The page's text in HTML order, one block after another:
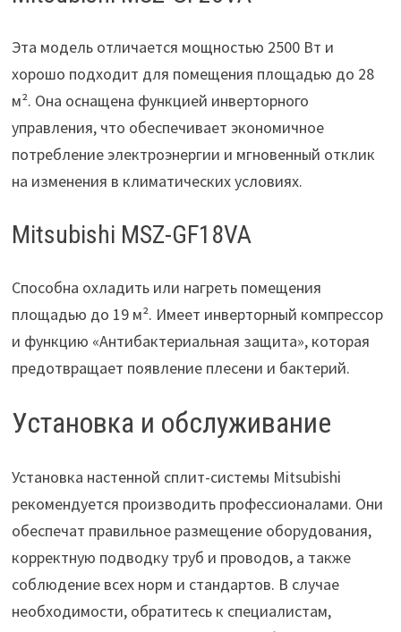
Эта модель отличается мощностью 2500 Вт и
хорошо подходит для помещения площадью до 28
м². Она оснащена функцией инверторного
управления, что обеспечивает экономичное
потребление электроэнергии и мгновенный отклик
на изменения в климатических условиях.
Mitsubishi MSZ-GF18VA
Способна охладить или нагреть помещения
площадью до 19 м². Имеет инверторный компрессор
и функцию «Антибактериальная защита», которая
предотвращает появление плесени и бактерий.
Установка и обслуживание
Установка настенной сплит-системы Mitsubishi
рекомендуется производить профессионалами. Они
обеспечат правильное размещение оборудования,
корректную подводку труб и проводов, а также
соблюдение всех норм и стандартов. В случае
необходимости, обратитесь к специалистам,